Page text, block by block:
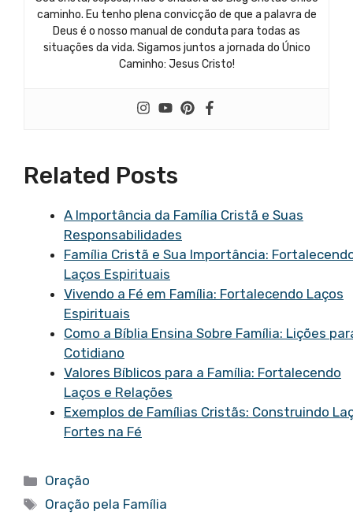
caminho. Eu tenho plena convicção de que a palavra de
Deus é o nosso manual de conduta para todas as
situações da vida. Sigamos juntos a jornada do Único
Caminho: Jesus Cristo!
Related Posts
A Importância da Família Cristã e Suas
Responsabilidades
Família Cristã e Sua Importância:
Laços Espirituais
Vivendo a Fé em Família: Fortalecendo Laços
Espirituais
Como a Bíblia Ensina Sobre Família: Lições
Cotidiano
Valores Bíblicos para a Família: Fortalecendo
Laços e Relações
Exemplos de Famílias Cristãs: Construindo
Fortes na Fé
Categorias
Oração
Tags
Oração pela Família